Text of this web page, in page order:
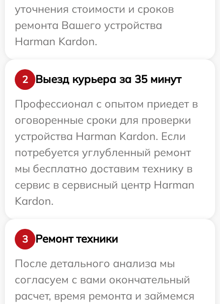
уточнения стоимости и сроков
ремонта Вашего устройства
Harman Kardon.
2
Выезд курьера за 35 минут
Профессионал с опытом приедет в
оговоренные сроки для проверки
устройства Harman Kardon. Если
потребуется углубленный ремонт
мы бесплатно доставим технику в
сервис в сервисный центр Harman
Kardon.
3
Ремонт техники
После детального анализа мы
согласуем с вами окончательный
расчет, время ремонта и займемся